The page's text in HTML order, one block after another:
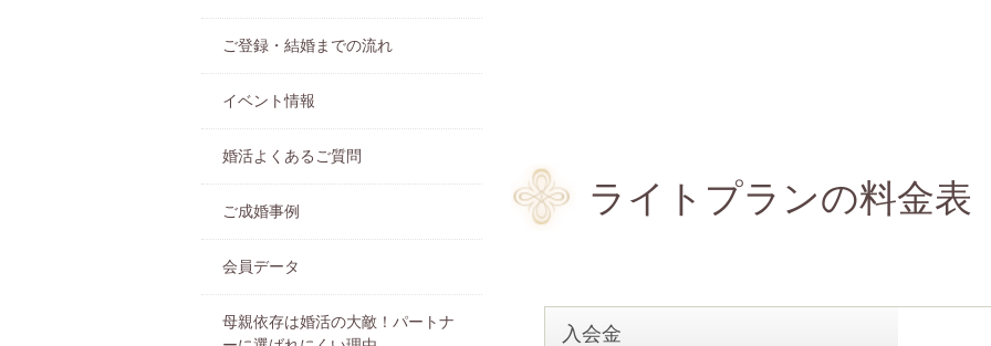
ライトプランの料金表
入会金
ご登録・結婚までの流れ
イベント情報
婚活よくあるご質問
ご成婚事例
会員データ
母親依存は婚活の大敵！パートナ